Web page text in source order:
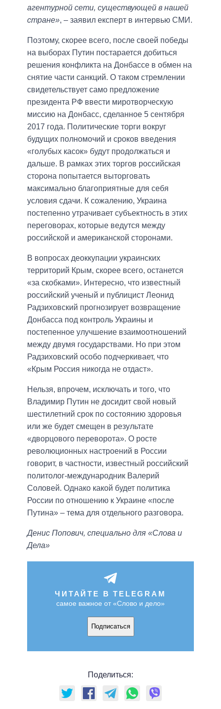
агентурной сети, существующей в нашей
стране», – заявил експерт в интервью СМИ.
Поэтому, скорее всего, после своей победы
на выборах Путин постарается добиться
решения конфликта на Донбассе в обмен на
снятие части санкций. О таком стремлении
свидетельствует само предложение
президента РФ ввести миротворческую
миссию на Донбасс, сделанное 5 сентября
2017 года. Политические торги вокруг
будущих полномочий и сроков введения
«голубых касок» будут продолжаться и
дальше. В рамках этих торгов российская
сторона попытается выторговать
максимально благоприятные для себя
условия сдачи. К сожалению, Украина
постепенно утрачивает субъектность в этих
переговорах, которые ведутся между
российской и американской сторонами.
В вопросах деоккупации украинских
территорий Крым, скорее всего, останется
«за скобками». Интересно, что известный
российский ученый и публицист Леонид
Радзиховский прогнозирует возвращение
Донбасса под контроль Украины и
постепенное улучшение взаимоотношений
между двумя государствами. Но при этом
Радзиховский особо подчеркивает, что
«Крым Россия никогда не отдаст».
Нельзя, впрочем, исключать и того, что
Владимир Путин не досидит свой новый
шестилетний срок по состоянию здоровья
или же будет смещен в результате
«дворцового переворота». О росте
революционных настроений в России
говорит, в частности, известный российский
политолог-международник Валерий
Соловей. Однако какой будет политика
России по отношению к Украине «после
Путина» – тема для отдельного разговора.
Денис Попович, специально для «Слова и
Дела»
ЧИТАЙТЕ В TELEGRAM
самое важное от «Слово и дело»
Подписаться
Поделиться: